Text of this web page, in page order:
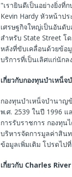
"เรายินดีเป็นอย่างยิ่งที่
Kevin Hardy หัวหน้าป
เศรษฐกิจใหญ่เป็นอันดั
สำหรับ State Street โ
หลังที่ขับเคลื่อนด้วยข้อ
บริการที่เป็นเลิศแก่นัก
เกี่ยวกับกองทุนบำเหน็
กองทุนบำเหน็จบำนาญ
พ.ศ. 2539 ในปี 1996
การรับราชการ กองทุ
บริหารจัดการมูลค่าสิน
ข้อมูลเพิ่มเติม โปรดไปที่
เกี่ยวกับCharles River